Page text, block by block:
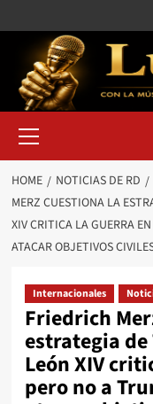
HOME NOTICIAS DE RD
MERZ CUESTIONA LA
XIV CRITICA LA GUERRA
ATACAR OBJETIVOS
Internacionales
Friedrich
estrategia
León XIV
pero no a